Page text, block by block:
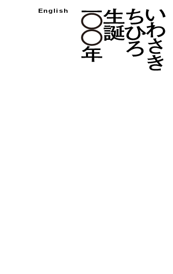
わ
さ
き
ち
ひ
ろ
生
誕
English